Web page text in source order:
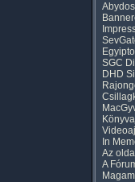
SGC
DHD
In
Az
A